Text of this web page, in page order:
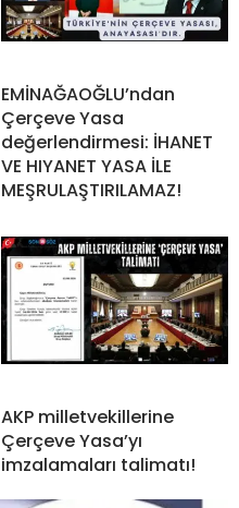
EMİNAĞAOĞLU’ndan
Çerçeve Yasa
değerlendirmesi: İHANET
VE HIYANET YASA İLE
MEŞRULAŞTIRILAMAZ!
AKP milletvekillerine
Çerçeve Yasa’yı
imzalamaları talimatı!